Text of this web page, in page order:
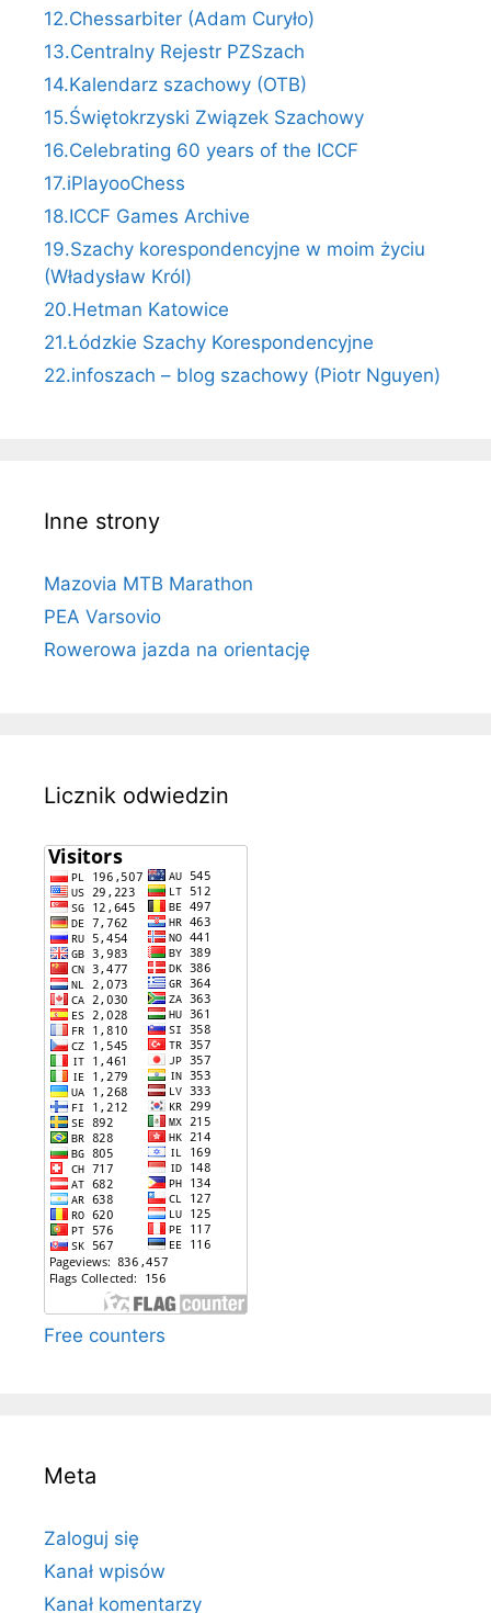
12.Chessarbiter (Adam Curyło)
13.Centralny Rejestr PZSzach
14.Kalendarz szachowy (OTB)
15.Świętokrzyski Związek Szachowy
16.Celebrating 60 years of the ICCF
17.iPlayooChess
18.ICCF Games Archive
19.Szachy korespondencyjne w moim życiu
(Władysław Król)
20.Hetman Katowice
21.Łódzkie Szachy Korespondencyjne
22.infoszach – blog szachowy (Piotr Nguyen)
Inne strony
Mazovia MTB Marathon
PEA Varsovio
Rowerowa jazda na orientację
Licznik odwiedzin
Free counters
Meta
Zaloguj się
Kanał wpisów
Kanał komentarzy